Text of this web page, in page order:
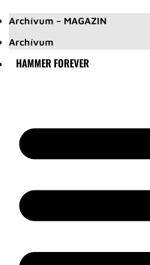
Archívum – MAGAZIN
Archívum
HAMMER FOREVER